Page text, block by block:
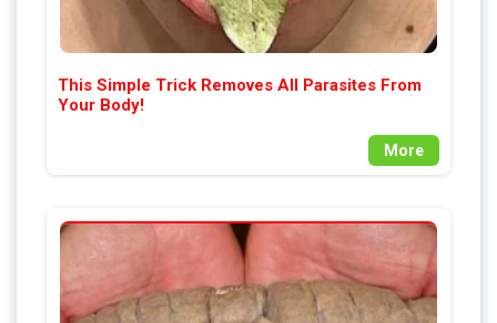
This Simple Trick Removes All Parasites From
Your Body!
More